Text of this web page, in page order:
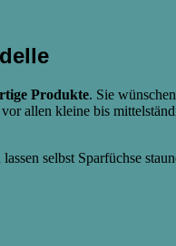
Produkte. Sie
allen kleine bis
selbst Sparfüchse